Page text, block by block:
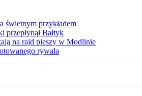
świetnym przykładem
Bałtyk
na rajd pieszy w Modlinie
rywala